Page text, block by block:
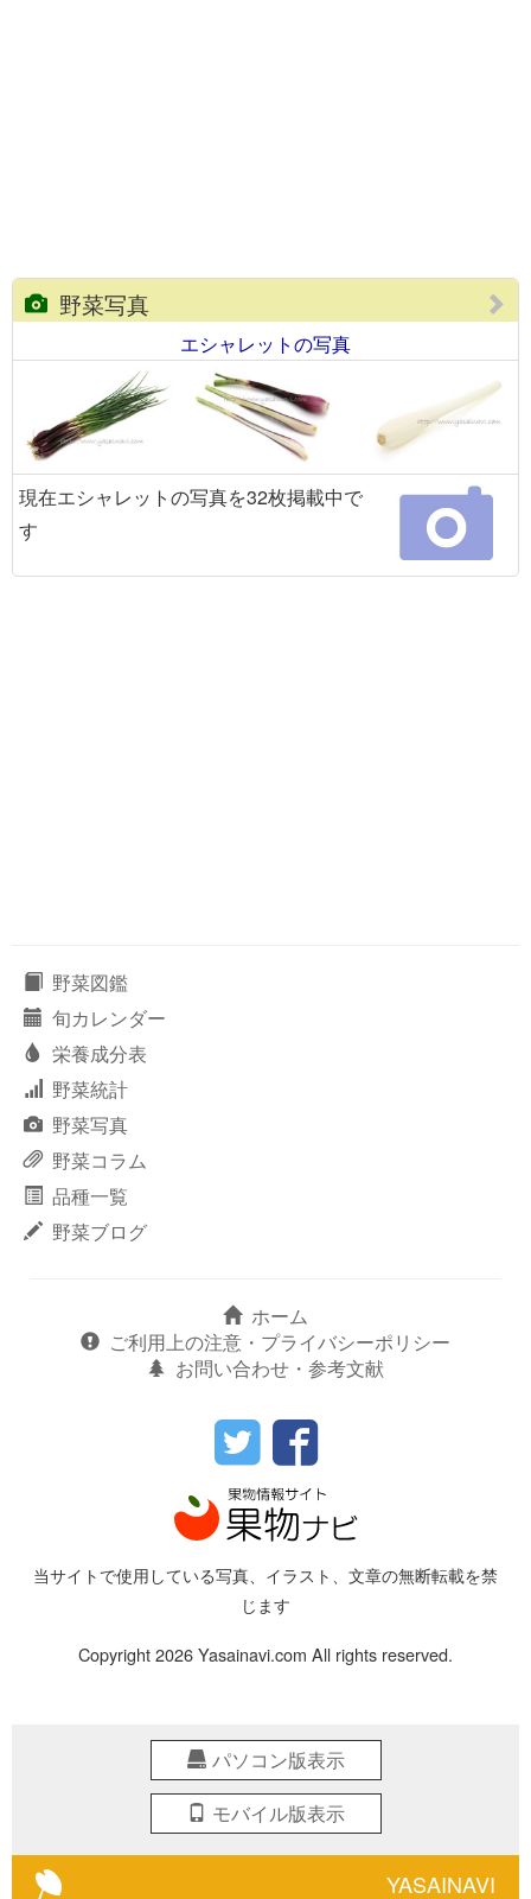
野菜写真
エシャレットの写真
現在エシャレットの写真を32枚掲載中で
す
野菜図鑑
旬カレンダー
栄養成分表
野菜統計
野菜写真
野菜コラム
品種一覧
野菜ブログ
ホーム
ご利用上の注意・プライバシーポリシー
お問い合わせ・参考文献
当サイトで使用している写真、イラスト、文章の無断転載を禁
じます
Copyright 2026 Yasainavi.com All rights reserved.
パソコン版表示
モバイル版表示
YASAINAVI